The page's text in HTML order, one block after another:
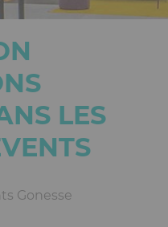
LES
Gonesse